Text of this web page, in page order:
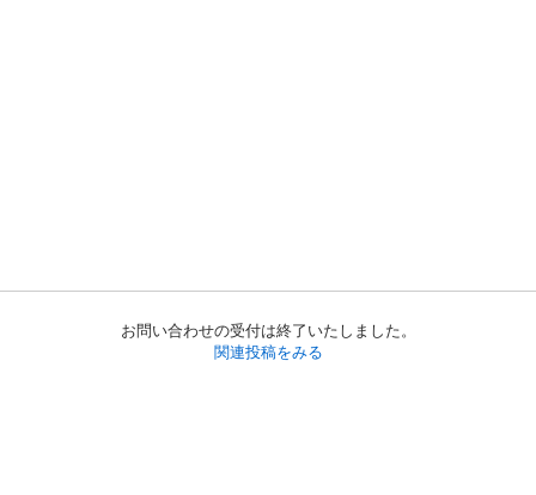
お問い合わせの受付は終了いたしました。
関連投稿をみる